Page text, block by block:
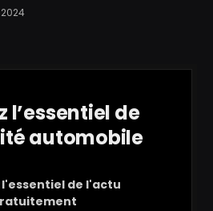
l’essentiel de
automobile
l'essentiel de l'actu